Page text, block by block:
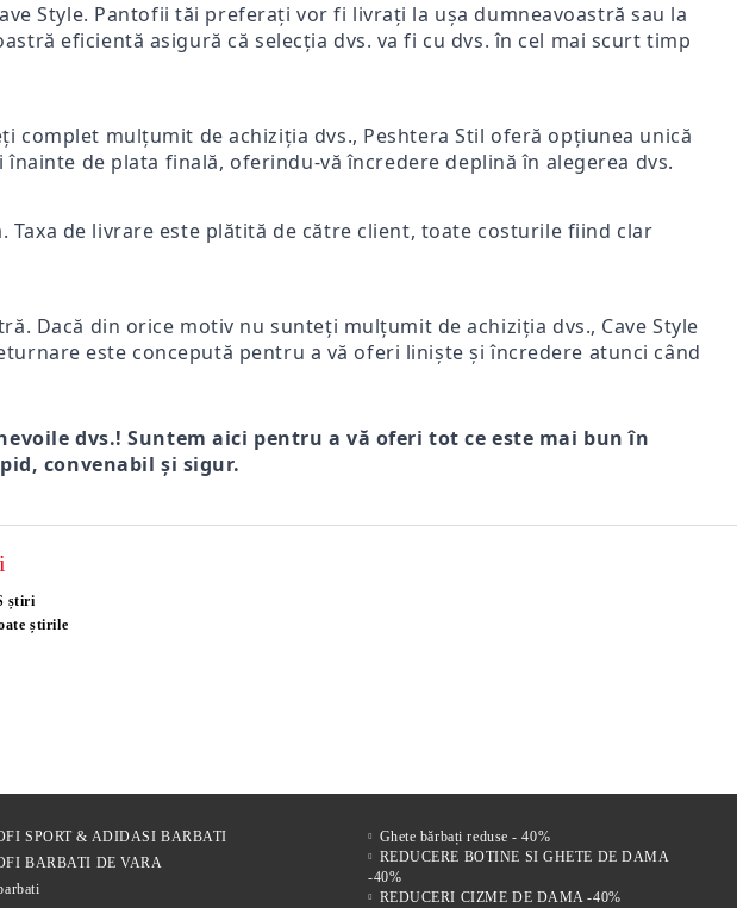
Style. Pantofii tăi preferați vor fi livrați la ușa dumneavoastră sau la
eficientă asigură că selecția dvs. va fi cu dvs. în cel mai scurt timp
complet mulțumit de achiziția dvs., Peshtera Stil oferă opțiunea unică
de plata finală, oferindu-vă încredere deplină în alegerea dvs.
Taxa de livrare este plătită de către client, toate costurile fiind clar
Dacă din orice motiv nu sunteți mulțumit de achiziția dvs., Cave Style
este concepută pentru a vă oferi liniște și încredere atunci când
dvs.! Suntem aici pentru a vă oferi tot ce este mai bun în
convenabil și sigur.
damă din piele velur
culoare maro deschis
ELIA MOVE – PANTOFI DE
VARĂ ALBI DIN PIELE
știri
știrile
SPORT & ADIDASI BARBATI
BARBATI DE VARA
Ghete bărbați reduse - 40%
REDUCERE BOTINE SI GHETE DE DAMA
-40%
REDUCERI CIZME DE DAMA -40%